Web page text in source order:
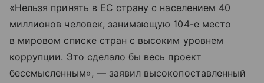
«Нельзя принять в ЕС страну с населением 40
миллионов человек, занимающую 104-е место
в мировом списке стран с высоким уровнем
коррупции. Это сделало бы весь проект
бессмысленным», — заявил высокопоставленный